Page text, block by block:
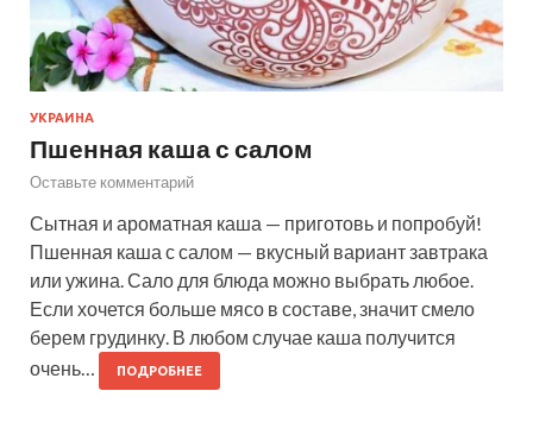
УКРАИНА
Пшенная каша с салом
Оставьте комментарий
Сытная и ароматная каша — приготовь и попробуй!
Пшенная каша с салом — вкусный вариант завтрака
или ужина. Сало для блюда можно выбрать любое.
Если хочется больше мясо в составе, значит смело
берем грудинку. В любом случае каша получится
очень…
ПОДРОБНЕЕ